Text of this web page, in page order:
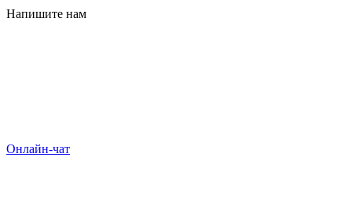
Напишите нам
Онлайн-чат